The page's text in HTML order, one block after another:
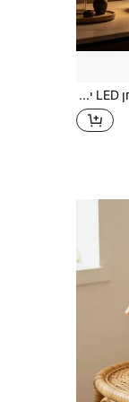
מנורת שולחן LED יצירתית מינימליסטית עם תאורת USB, 3 צבעים ניתנים לכיוון, אור רך, כיסוי מנורה מפלסטיק ABS, בסיס עץ, מתאימה לחדר שינה, סלון, תאורת שולחן